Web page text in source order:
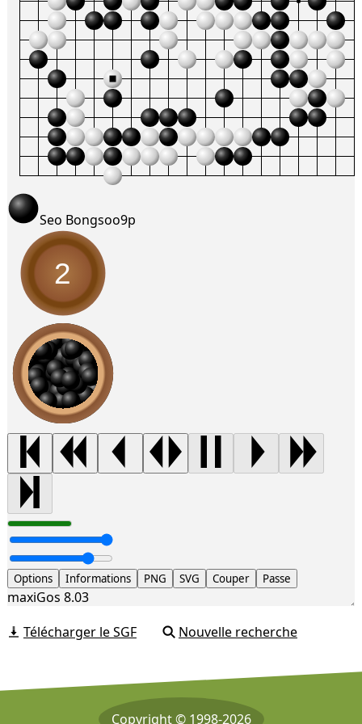
Seo Bongsoo9p
2
Options Informations PNG SVG Couper Passe
maxiGos 8.03
Télécharger le SGF
Nouvelle recherche
Copyright © 1998-2026